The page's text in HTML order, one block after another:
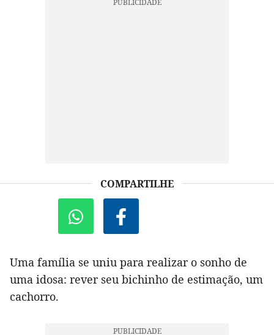
COMPARTILHE
Uma família se uniu para realizar o sonho de
uma idosa: rever seu bichinho de estimação, um
cachorro.